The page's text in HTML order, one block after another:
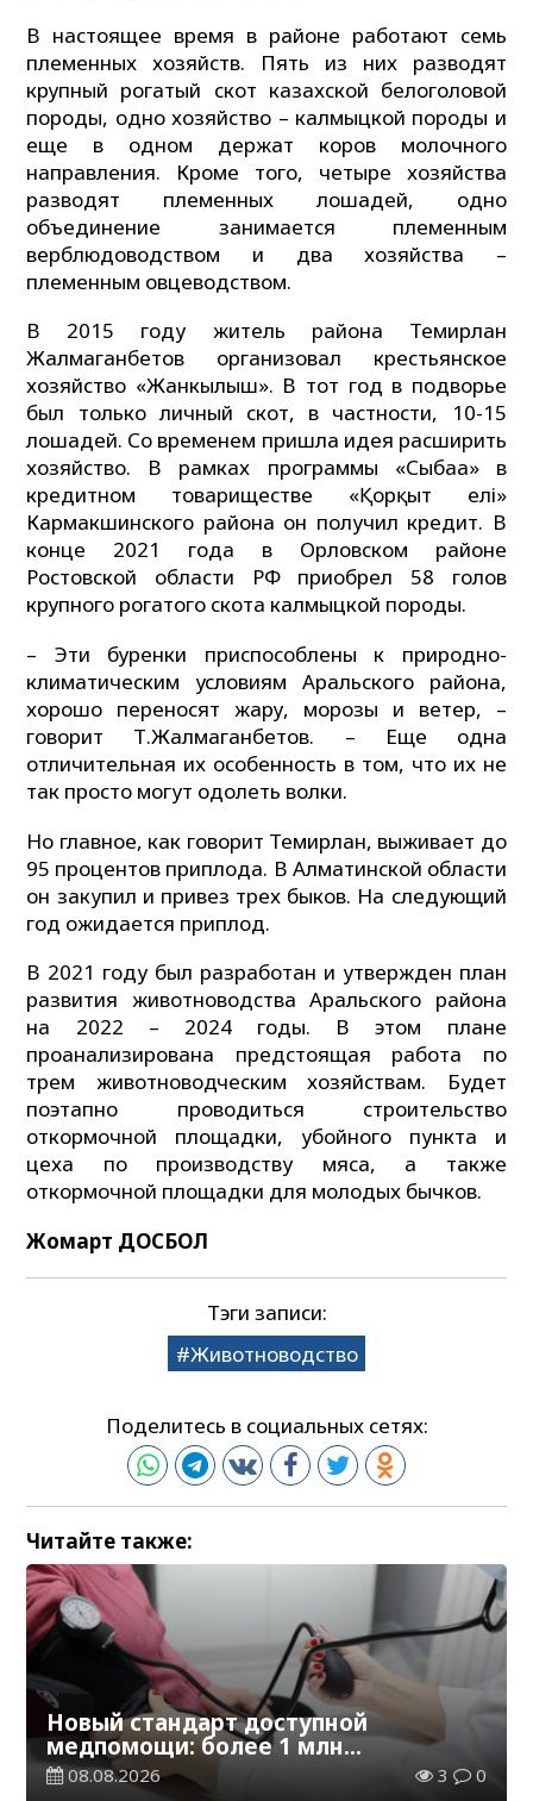
В настоящее время в районе работают семь
племенных хозяйств. Пять из них разводят
крупный рогатый скот казахской белоголовой
породы, одно хозяйство – калмыцкой породы и
еще в одном держат коров молочного
направления. Кроме того, четыре хозяйства
разводят племенных лошадей, одно
объединение занимается племенным
верблюдоводством и два хозяйства –
племенным овцеводством.
В 2015 году житель района Темирлан
Жалмаганбетов организовал крестьянское
хозяйство «Жанкылыш». В тот год в подворье
был только личный скот, в частности, 10-15
лошадей. Со временем пришла идея расширить
хозяйство. В рамках программы «Сыбаға» в
кредитном товариществе «Қорқыт елі»
Кармакшинского района он получил кредит. В
конце 2021 года в Орловском районе
Ростовской области РФ приобрел 58 голов
крупного рогатого скота калмыцкой породы.
– Эти буренки приспособлены к природно-
климатическим условиям Аральского района,
хорошо переносят жару, морозы и ветер, –
говорит Т.Жалмаганбетов. – Еще одна
отличительная их особенность в том, что их не
так просто могут одолеть волки.
Но главное, как говорит Темирлан, выживает до
95 процентов приплода. В Алматинской области
он закупил и привез трех быков. На следующий
год ожидается приплод.
В 2021 году был разработан и утвержден план
развития животноводства Аральского района
на 2022 – 2024 годы. В этом плане
проанализирована предстоящая работа по
трем животноводческим хозяйствам. Будет
поэтапно проводиться строительство
откормочной площадки, убойного пункта и
цеха по производству мяса, а также
откормочной площадки для молодых бычков.
Жомарт ДОСБОЛ
Тэги записи:
Животноводство
Поделитесь в социальных сетях:
Читайте также:
Новый стандарт доступной
медпомощи: более 1 млн
казахстанцев получили
телемедицинские услуги
08.08.2026 3 0